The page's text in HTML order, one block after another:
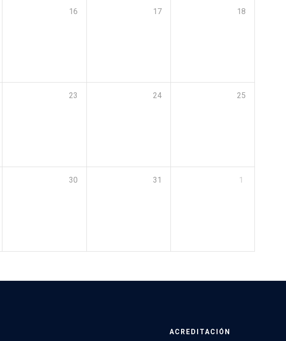
16 17 18
23 24 25
30 31 1
ACREDITACIÓN